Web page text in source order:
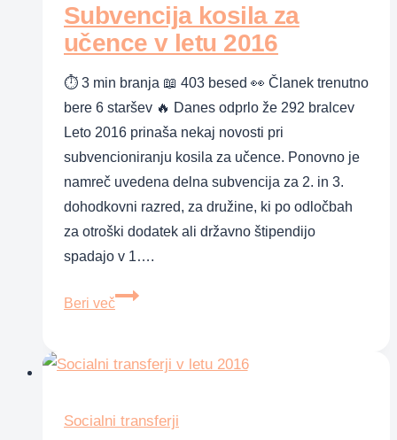
(in
otroški
dodatek),
malice
in
kosila
Subvencija kosila za
učence v letu 2016
⏱ 3 min branja 📖 403 besed 👀 Članek trenutno
bere 6 staršev 🔥 Danes odprlo že 292 bralcev
Leto 2016 prinaša nekaj novosti pri
subvencioniranju kosila za učence. Ponovno je
namreč uvedena delna subvencija za 2. in 3.
dohodkovni razred, za družine, ki po odločbah
za otroški dodatek ali državno štipendijo
spadajo v 1….
Beri več
Subvencija
učence
letu
Socialni transferji